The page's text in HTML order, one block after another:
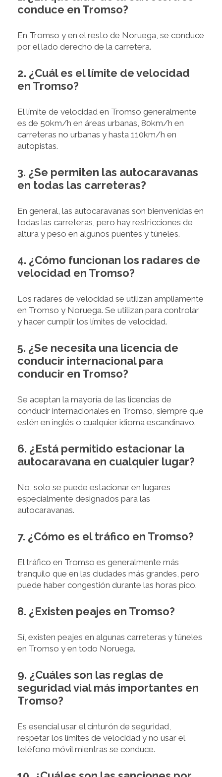
conduce en Tromso?
En Tromso y en el resto de Noruega, se conduce
por el lado derecho de la carretera.
2. ¿Cuál es el límite de velocidad
en Tromso?
El límite de velocidad en Tromso generalmente
es de 50km/h en áreas urbanas, 80km/h en
carreteras no urbanas y hasta 110km/h en
autopistas.
3. ¿Se permiten las autocaravanas
en todas las carreteras?
En general, las autocaravanas son bienvenidas en
todas las carreteras, pero hay restricciones de
altura y peso en algunos puentes y túneles.
4. ¿Cómo funcionan los radares de
velocidad en Tromso?
Los radares de velocidad se utilizan ampliamente
en Tromso y Noruega. Se utilizan para controlar
y hacer cumplir los límites de velocidad.
5. ¿Se necesita una licencia de
conducir internacional para
conducir en Tromso?
Se aceptan la mayoría de las licencias de
conducir internacionales en Tromso, siempre que
estén en inglés o cualquier idioma escandinavo.
6. ¿Está permitido estacionar la
autocaravana en cualquier lugar?
No, solo se puede estacionar en lugares
especialmente designados para las
autocaravanas.
7. ¿Cómo es el tráfico en Tromso?
El tráfico en Tromso es generalmente más
tranquilo que en las ciudades más grandes, pero
puede haber congestión durante las horas pico.
8. ¿Existen peajes en Tromso?
Sí, existen peajes en algunas carreteras y túneles
en Tromso y en todo Noruega.
9. ¿Cuáles son las reglas de
seguridad vial más importantes en
Tromso?
Es esencial usar el cinturón de seguridad,
respetar los límites de velocidad y no usar el
teléfono móvil mientras se conduce.